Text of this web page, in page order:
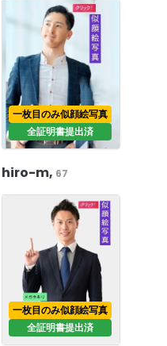
一枚目のみ似顔絵写真
全証明書提出済
hiro-m, 67
一枚目のみ似顔絵写真
全証明書提出済